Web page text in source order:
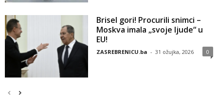
Brisel gori! Procurili snimci –
Moskva imala „svoje ljude“ u
EU!
ZASREBRENICU.ba - 31 ožujka, 2026 0